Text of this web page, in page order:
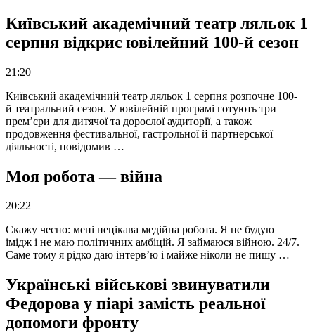
Київський академічний театр ляльок 1
серпня відкриє ювілейний 100-й сезон
21:20
Київський академічний театр ляльок 1 серпня розпочне 100-
й театральний сезон. У ювілейній програмі готують три
прем’єри для дитячої та дорослої аудиторії, а також
продовження фестивальної, гастрольної й партнерської
діяльності, повідомив …
Моя робота — війна
20:22
Скажу чесно: мені нецікава медійна робота. Я не будую
імідж і не маю політичних амбіцій. Я займаюся війною. 24/7.
Саме тому я рідко даю інтерв’ю і майже ніколи не пишу …
Українські військові звинуватили
Федорова у піарі замість реальної
допомоги фронту